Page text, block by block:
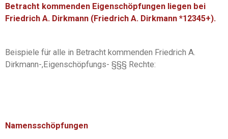
Betracht kommenden Eigenschöpfungen liegen bei
Friedrich A. Dirkmann (Friedrich A. Dirkmann *12345+).
Beispiele für alle in Betracht kommenden Friedrich A.
Dirkmann-,Eigenschöpfungs- §§§ Rechte:
Namensschöpfungen